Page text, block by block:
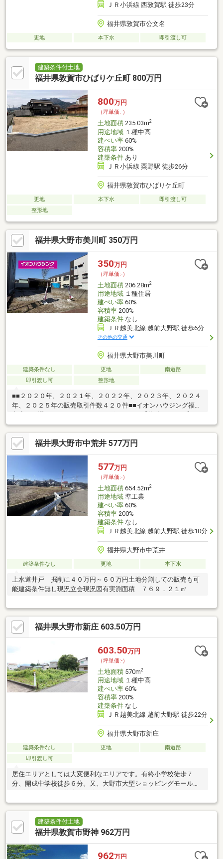
ＪＲ小浜線 西敦賀駅 徒歩23分
福井県敦賀市公文名
更地 本下水 即引渡し可
建築条件付土地
福井県敦賀市ひばりケ丘町 800万円
800万円
（坪単価:-）
土地面積235.03m2
用途地域１種中高
建ぺい率60%
容積率200%
建築条件あり
ＪＲ小浜線 粟野駅 徒歩26分
福井県敦賀市ひばりケ丘町
更地 本下水
即引渡し可
整形地
福井県大野市美川町 350万円
350万円
（坪単価:-）
土地面積206.28m2
用途地域１種住居
建ぺい率60%
容積率200%
建築条件なし
ＪＲ越美北線 越前大野駅 徒歩6分
その他の交通
福井県大野市美川町
建築条件なし 更地
南道路
即引渡し可
整形地
■■２０２０年、２０２１年、２０２２年、２０２３年、２０２４
年、２０２５年の販売取引件数４２０件■■イオンハウジング福井
住みやすい環境♪・通学通勤もしやすい♪【周辺環境】・陽明中学
校まで 徒歩１３分♪・有終東小学校まで 徒歩９分♪・ローソン
大野月美町店まで 徒歩５分♪・かじ惣リブレ店まで 徒歩３分
♪【空家お持ちでお困りの方、空家管理も致します】運営会社：株
式会社住まいのＫＯＥＩイオンハウジングの加盟店は全て独立自
営です。担当：森崎 宗平 TEL：080-6235-6021
福井県大野市中荒井 577万円
577万円
（坪単価:-）
土地面積654.52m2
用途地域準工業
建ぺい率60%
容積率200%
建築条件なし
ＪＲ越美北線 越前大野駅 徒歩10分
福井県大野市中荒井
建築条件なし 更地 本下水
上水道井戸 掘削に４０万円～６０万円土地分割しての販売も可
能建築条件無し現況立会現況図有実測面積 ７６９．２１㎡
福井県大野市新庄 603.50万円
603.50万円
（坪単価:-）
土地面積570m2
用途地域１種中高
建ぺい率60%
容積率200%
建築条件なし
ＪＲ越美北線 越前大野駅 徒歩22分
福井県大野市新庄
建築条件なし 更地
南道路
即引渡し可
居住エリアとしては大変便利なエリアです。有終小学校徒歩７
分、開成中学校徒歩６分。又、大野市大型ショッピングモール
建築条件付土地
福井県敦賀市野神 962万円
962万円